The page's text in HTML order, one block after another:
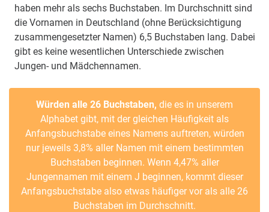
haben mehr als sechs Buchstaben. Im Durchschnitt sind
die Vornamen in Deutschland (ohne Berücksichtigung
zusammengesetzter Namen) 6,5 Buchstaben lang. Dabei
gibt es keine wesentlichen Unterschiede zwischen
Jungen- und Mädchennamen.
Würden alle 26 Buchstaben, die es in unserem
Alphabet gibt, mit der gleichen Häufigkeit als
Anfangsbuchstabe eines Namens auftreten, würden
nur jeweils 3,8% aller Namen mit einem bestimmten
Buchstaben beginnen. Wenn 4,47% aller
Jungennamen mit einem J beginnen, kommt dieser
Anfangsbuchstabe also etwas häufiger vor als alle 26
Buchstaben im Durchschnitt.